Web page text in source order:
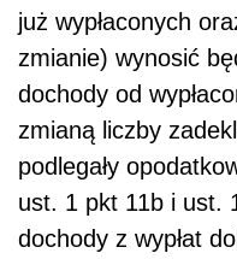
już wypłaconych
zmianie) wynosić
dochody od
zmianą liczby
podlegały
ust. 1 pkt 11b i ust.
dochody z wypłat